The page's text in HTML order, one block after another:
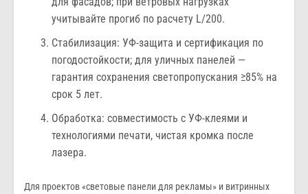
учитывайте прогиб по расчету L/200.
Стабилизация: УФ-защита и сертификация по
погодостойкости; для уличных панелей —
гарантия сохранения светопропускания ≥85% на
срок 5 лет.
Обработка: совместимость с УФ-клеями и
технологиями печати, чистая кромка после
лазера.
Для проектов «световые панели для рекламы» и витринных